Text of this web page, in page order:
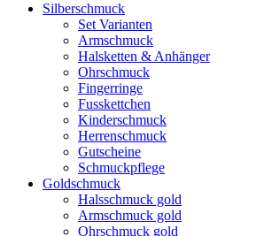
Silberschmuck
Set Varianten
Armschmuck
Halsketten & Anhänger
Ohrschmuck
Fingerringe
Fusskettchen
Kinderschmuck
Herrenschmuck
Gutscheine
Schmuckpflege
Goldschmuck
Halsschmuck gold
Armschmuck gold
Ohrschmuck gold